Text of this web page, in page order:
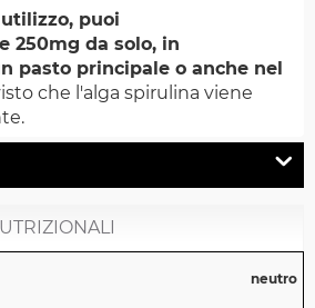
puoi
250mg da solo, in
pasto principale o anche nel
che l'alga spirulina viene
neutro